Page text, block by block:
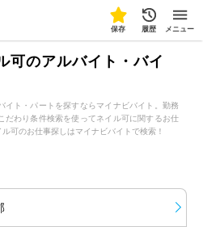
保存 履歴 メニュー
可のアルバイト・バイ
イト・パートを探すならマイナビバイト。勤務
だわり条件検索を使ってネイル可に関するお仕
可のお仕事探しはマイナビバイトで検索！